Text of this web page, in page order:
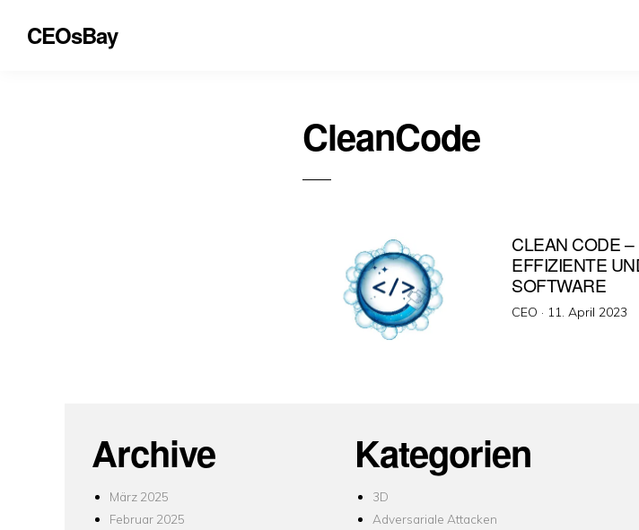
CEOsBay
CleanCode
CLEAN CODE
EFFIZIENTE
SOFTWARE
CEO · Veröffentlicht
11. April 2023
Archive
März 2025
Februar 2025
Kategorien
3D
Adversariale Attacken